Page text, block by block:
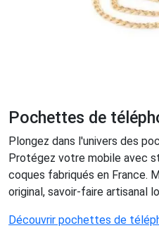
Pochettes de
Plongez dans l'univers des
Protégez votre mobile avec
coques fabriqués en France.
original, savoir-faire artisanal
Découvrir pochettes de